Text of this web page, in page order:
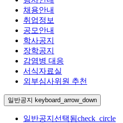
채용안내
취업정보
공모안내
학사공지
장학공지
감염병 대응
서식자료실
외부심사위원 추천
일반공지 keyboard_arrow_down
일반공지 선택됨check_circle